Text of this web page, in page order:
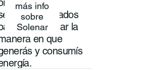
y
pensados
transformar la
en que
y consumís
más info
sobre
Solenar